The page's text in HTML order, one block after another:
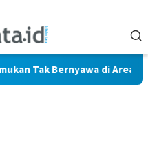
Bernyawa di Area